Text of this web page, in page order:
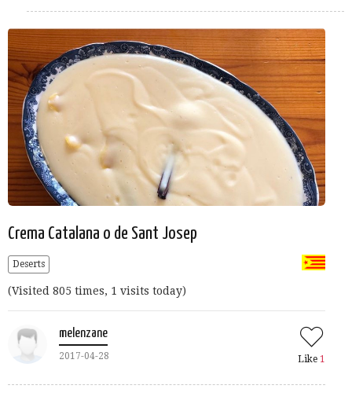
Crema Catalana o de Sant Josep
Deserts
(Visited 805 times, 1 visits today)
melenzane
2017-04-28 Like 1